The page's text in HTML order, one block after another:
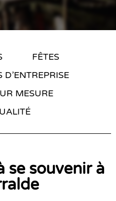
FÊTES
D’ENTREPRISE
MESURE
se souvenir à